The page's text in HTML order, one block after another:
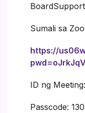
Sumali sa
https://
ID ng
Passcode: